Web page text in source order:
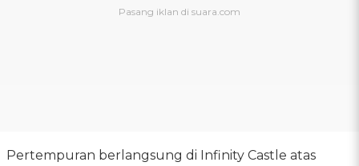
Pertempuran berlangsung di Infinity Castle atas